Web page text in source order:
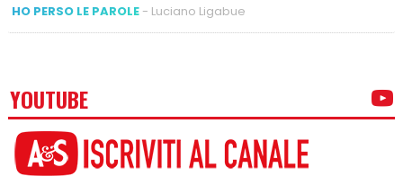
HO PERSO LE PAROLE- Luciano Ligabue
YOUTUBE